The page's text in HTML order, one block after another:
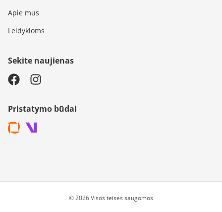
Apie mus
Leidykloms
Sekite naujienas
Pristatymo būdai
© 2026 Visos teisės saugomos